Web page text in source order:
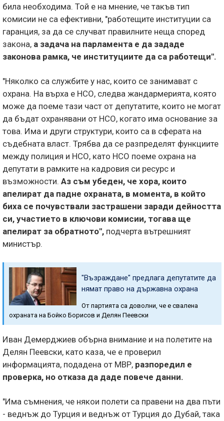
била необходима. Той е на мнение, че такъв тип
комисии не са ефективни, "работещите институции са
гаранция, за да се случват правилните неща според
закона, а задача на парламента е да зададе
законова рамка, че институциите да са работещи".
"Няколко са службите у нас, които се занимават с
охрана. На върха е НСО, следва жандармерията, която
може да поеме тази част от депутатите, които не могат
да бъдат охранявани от НСО, когато има основание за
това. Има и други структури, които са в сферата на
съдебната власт. Трябва да се разпределят функциите
между полиция и НСО, като НСО поеме охрана на
депутати в рамките на кадровия си ресурс и
възможности. Аз съм убеден, че хора, които
апелират да падне охраната, в момента, в който
биха се почувствали застрашени заради дейността
си, участието в ключови комисии, тогава ще
апелират за обратното", подчерта вътрешният
министър.
"Възраждане" предлага депутатите да
нямат право на държавна охрана
От партията са доволни, че е свалена
охраната на Бойко Борисов и Делян Пеевски
Иван Демерджиев обърна внимание и на полетите на
Делян Пеевски, като каза, че е проверил
информацията, подадена от МВР, разпоредил е
проверка, но отказа да даде повече данни.
"Има съмнения, че някои полети са правени на два пъти
- веднъж до Турция и веднъж от Турция до Дубай, така